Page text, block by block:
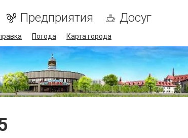
Предприятия Досуг
Погода Карта города